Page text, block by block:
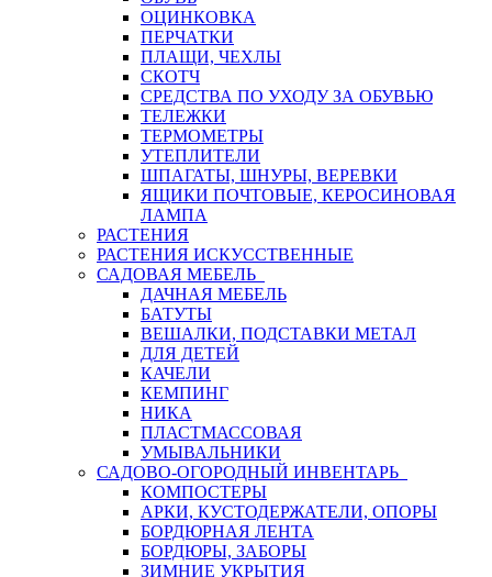
ОЦИНКОВКА
ПЕРЧАТКИ
ПЛАЩИ, ЧЕХЛЫ
СКОТЧ
СРЕДСТВА ПО УХОДУ ЗА ОБУВЬЮ
ТЕЛЕЖКИ
ТЕРМОМЕТРЫ
УТЕПЛИТЕЛИ
ШПАГАТЫ, ШНУРЫ, ВЕРЕВКИ
ЯЩИКИ ПОЧТОВЫЕ, КЕРОСИНОВАЯ
ЛАМПА
РАСТЕНИЯ
РАСТЕНИЯ ИСКУССТВЕННЫЕ
САДОВАЯ МЕБЕЛЬ
ДАЧНАЯ МЕБЕЛЬ
БАТУТЫ
ВЕШАЛКИ, ПОДСТАВКИ МЕТАЛ
ДЛЯ ДЕТЕЙ
КАЧЕЛИ
КЕМПИНГ
НИКА
ПЛАСТМАССОВАЯ
УМЫВАЛЬНИКИ
САДОВО-ОГОРОДНЫЙ ИНВЕНТАРЬ
КОМПОСТЕРЫ
АРКИ, КУСТОДЕРЖАТЕЛИ, ОПОРЫ
БОРДЮРНАЯ ЛЕНТА
БОРДЮРЫ, ЗАБОРЫ
ЗИМНИЕ УКРЫТИЯ